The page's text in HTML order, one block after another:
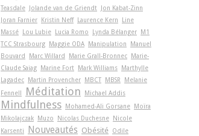
Teasdale Jolande van de Griendt Jon Kabat-Zinn
Joran Farnier Kristin Neff Laurence Kern
Line
Massé Lou Lubie Lucia Romo Lynda Bélanger M1
TCC Strasbourg Maggie ODA Manipulation
Manuel
Bouvard
Marc Willard Marie Grall-Bronnec Marie-
Claude Saiag Marine Fort Mark Williams Marthylle
Lagadec Martin Provencher MBCT MBSR
Melanie
Fennell
Méditation Michael Addis
Mindfulness Mohamed-Ali Gorsane Moïra
Mikolajczak Muzo Nicolas Duchesne Nicole
Karsenti
Nouveautés Obésité Odile